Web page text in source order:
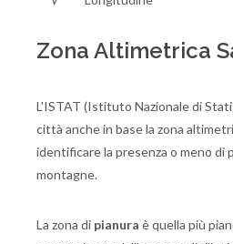
Zona Altimetrica
L'ISTAT (Istituto Nazionale di
città anche in base la zona
identificare la presenza o meno di
montagne.
La zona di pianura è quella più